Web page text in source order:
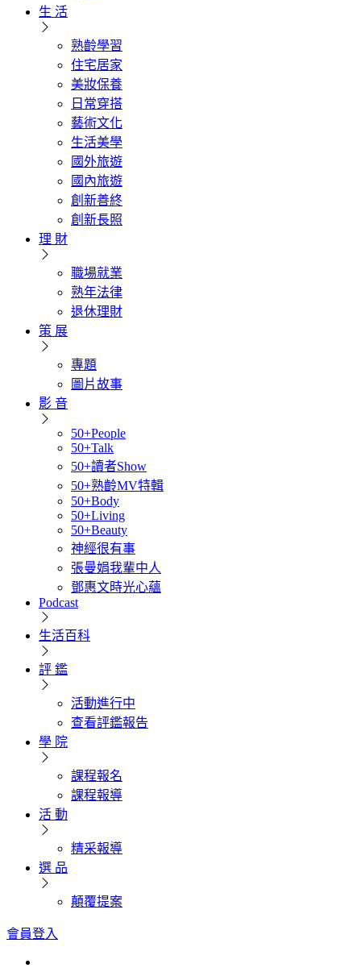
生 活
熟齡學習
住宅居家
美妝保養
日常穿搭
藝術文化
生活美學
國外旅遊
國內旅遊
創新善終
創新長照
理 財
職場就業
熟年法律
退休理財
策 展
專題
圖片故事
影 音
50+People
50+Talk
50+讀者Show
50+熟齡MV特輯
50+Body
50+Living
50+Beauty
神經很有事
張曼娟我輩中人
鄧惠文時光心蘊
Podcast
生活百科
評 鑑
活動進行中
查看評鑑報告
學 院
課程報名
課程報導
活 動
精采報導
選 品
顛覆提案
會員登入